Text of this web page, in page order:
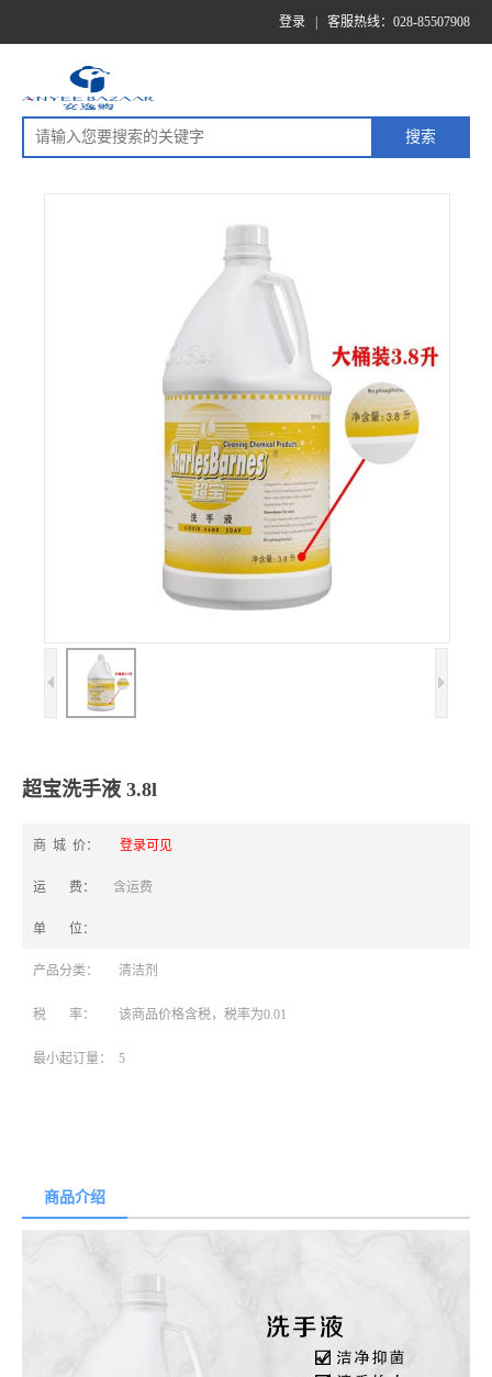
登录 客服热线：028-85507908
超宝洗手液 3.8l
商 城 价： 登录可见
运 费： 含运费
单 位：
产品分类： 清洁剂
税 率： 该商品价格含税，税率为0.01
最小起订量： 5
商品介绍